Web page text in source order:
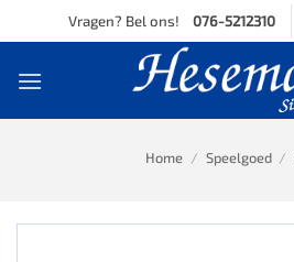
to
Vragen? Bel ons! 076-5212310
Home / Speelgoed /